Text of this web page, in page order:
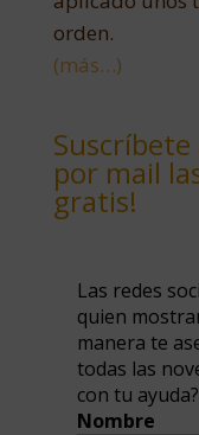
orden.
(más…)
por mail
gratis!
Las redes
quien
manera te
todas las
con tu
Nombre